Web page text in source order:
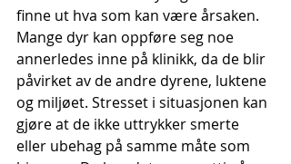
finne ut hva som kan være årsaken.
Mange dyr kan oppføre seg noe
annerledes inne på klinikk, da de blir
påvirket av de andre dyrene, luktene
og miljøet. Stresset i situasjonen kan
gjøre at de ikke uttrykker smerte
eller ubehag på samme måte som